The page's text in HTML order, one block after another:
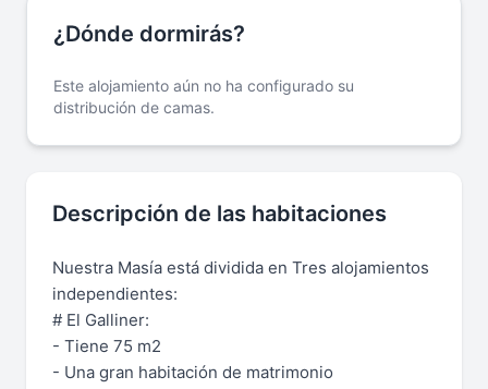
¿Dónde dormirás?
Este alojamiento aún no ha configurado su
distribución de camas.
Descripción de las habitaciones
Nuestra Masía está dividida en Tres alojamientos
independientes:
# El Galliner:
- Tiene 75 m2
- Una gran habitación de matrimonio